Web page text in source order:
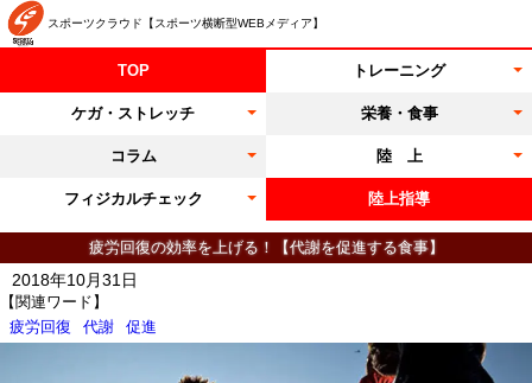
スポーツクラウド【スポーツ横断型WEBメディア】
TOP トレーニング
ケガ・ストレッチ 栄養・食事
コラム 陸 上
フィジカルチェック 陸上指導
疲労回復の効率を上げる！【代謝を促進する食事】
【関連ワード】
疲労回復
代謝 促進
2018年10月31日